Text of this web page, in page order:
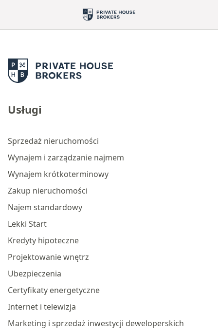
Usługi
Sprzedaż nieruchomości
Wynajem i zarządzanie najmem
Wynajem krótkoterminowy
Zakup nieruchomości
Najem standardowy
Lekki Start
Kredyty hipoteczne
Projektowanie wnętrz
Ubezpieczenia
Certyfikaty energetyczne
Internet i telewizja
Marketing i sprzedaż inwestycji deweloperskich